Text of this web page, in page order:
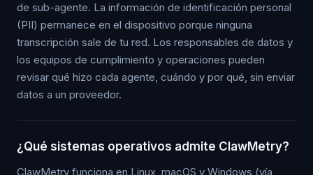
de sub-agente. La información de identificación personal
(PII) permanece en el dispositivo porque ninguna
transcripción sale de tu red. Los responsables de datos y
los equipos de cumplimiento y operaciones pueden
revisar qué hizo cada agente, cuándo y por qué, sin enviar
datos a un proveedor.
¿Qué sistemas operativos admite ClawMetry?
ClawMetry funciona en Linux, macOS y Windows (vía